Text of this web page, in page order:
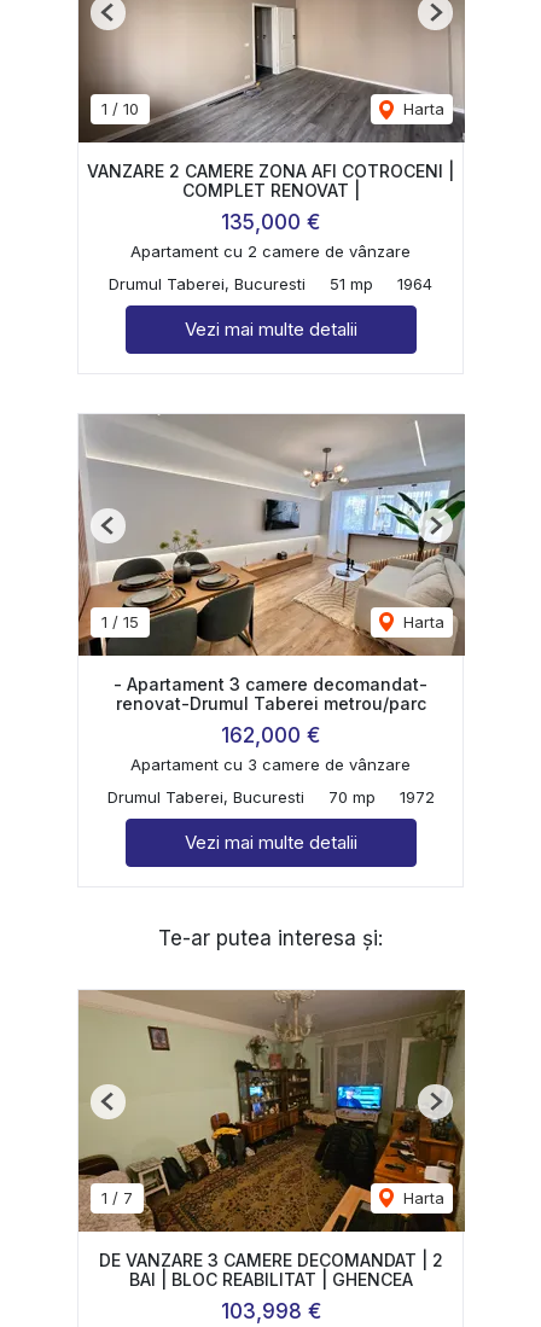
1 / 10 Harta
Previous Next
VANZARE 2 CAMERE ZONA AFI COTROCENI |
COMPLET RENOVAT |
135,000 €
Apartament cu 2 camere de vânzare
Drumul Taberei, Bucuresti
51 mp 1964
Vezi mai multe detalii
1 / 15 Harta
Previous Next
- Apartament 3 camere decomandat-
renovat-Drumul Taberei metrou/parc
162,000 €
Apartament cu 3 camere de vânzare
Drumul Taberei, Bucuresti
70 mp 1972
Vezi mai multe detalii
Te-ar putea interesa și:
1 / 7 Harta
Previous Next
DE VANZARE 3 CAMERE DECOMANDAT | 2
BAI | BLOC REABILITAT | GHENCEA
103,998 €